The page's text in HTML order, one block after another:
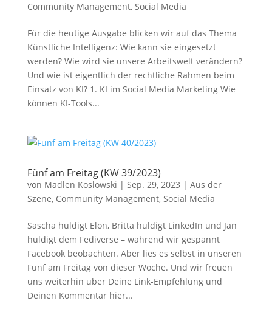
Community Management, Social Media
Für die heutige Ausgabe blicken wir auf das Thema
Künstliche Intelligenz: Wie kann sie eingesetzt
werden? Wie wird sie unsere Arbeitswelt verändern?
Und wie ist eigentlich der rechtliche Rahmen beim
Einsatz von KI? 1. KI im Social Media Marketing Wie
können KI-Tools...
Fünf am Freitag (KW 39/2023)
von Madlen Koslowski | Sep. 29, 2023 | Aus der
Szene, Community Management, Social Media
Sascha huldigt Elon, Britta huldigt LinkedIn und Jan
huldigt dem Fediverse – während wir gespannt
Facebook beobachten. Aber lies es selbst in unseren
Fünf am Freitag von dieser Woche. Und wir freuen
uns weiterhin über Deine Link-Empfehlung und
Deinen Kommentar hier...